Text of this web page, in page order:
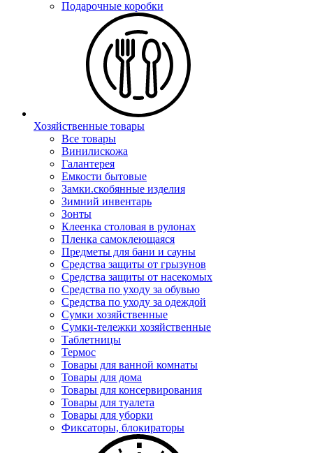
Подарочные коробки
Хозяйственные товары
Все товары
Винилискожа
Галантерея
Емкости бытовые
Замки.скобянные изделия
Зимний инвентарь
Зонты
Клеенка столовая в рулонах
Пленка самоклеющаяся
Предметы для бани и сауны
Средства защиты от грызунов
Средства защиты от насекомых
Средства по уходу за обувью
Средства по уходу за одеждой
Сумки хозяйственные
Сумки-тележки хозяйственные
Таблетницы
Термос
Товары для ванной комнаты
Товары для дома
Товары для консервирования
Товары для туалета
Товары для уборки
Фиксаторы, блокираторы